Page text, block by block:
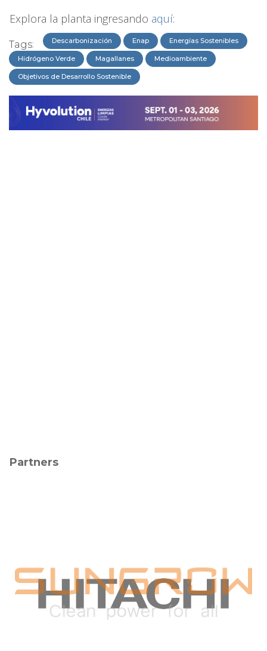
Explora la planta ingresando aquí:
Tags: Descarbonización Enap Energías Sostenibles
Hidrógeno Verde Magallanes Medioambiente
Objetivos de Desarrollo Sostenible
Partners